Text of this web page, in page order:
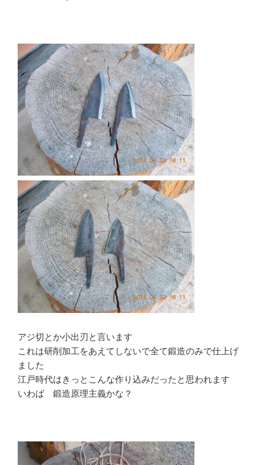
アジ切とか小出刃と言います
これは研削加工をあえてしないで全て鍛造のみで仕上げ
ました
江戸時代はきっとこんな作り込みだったと思われます
いわば 鍛造原理主義かな？